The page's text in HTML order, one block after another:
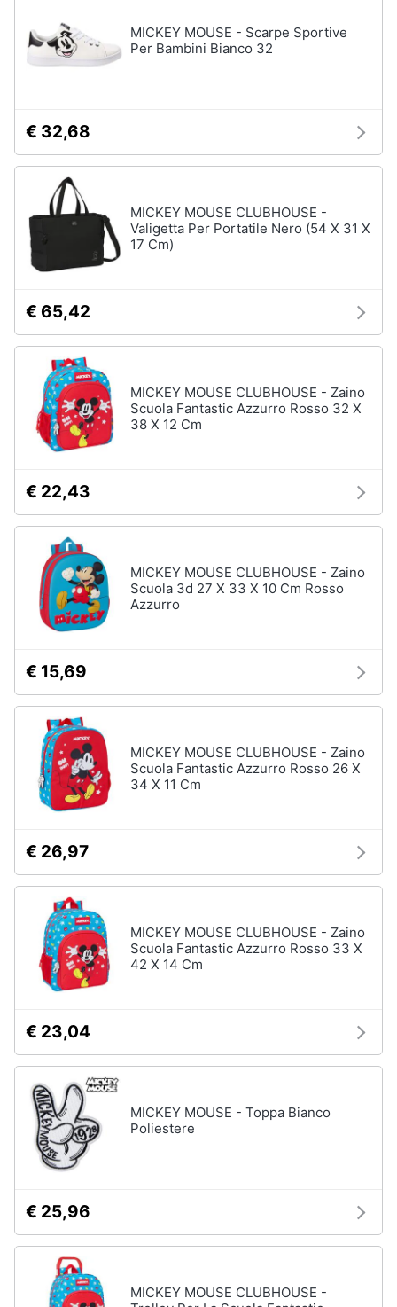
MICKEY MOUSE - Scarpe Sportive
Per Bambini Bianco 32
€ 32,68
MICKEY MOUSE CLUBHOUSE -
Valigetta Per Portatile Nero (54 X 31 X
17 Cm)
€ 65,42
MICKEY MOUSE CLUBHOUSE - Zaino
Scuola Fantastic Azzurro Rosso 32 X
38 X 12 Cm
€ 22,43
MICKEY MOUSE CLUBHOUSE - Zaino
Scuola 3d 27 X 33 X 10 Cm Rosso
Azzurro
€ 15,69
MICKEY MOUSE CLUBHOUSE - Zaino
Scuola Fantastic Azzurro Rosso 26 X
34 X 11 Cm
€ 26,97
MICKEY MOUSE CLUBHOUSE - Zaino
Scuola Fantastic Azzurro Rosso 33 X
42 X 14 Cm
€ 23,04
MICKEY MOUSE - Toppa Bianco
Poliestere
€ 25,96
MICKEY MOUSE CLUBHOUSE -